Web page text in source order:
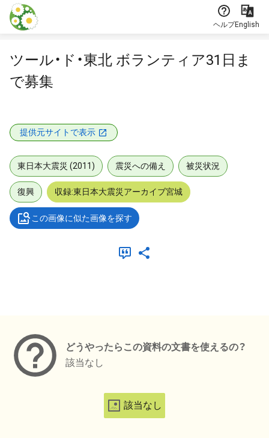
本文に飛ぶ
ヘルプEnglish
ツール・ド・東北 ボランティア31日ま
で募集
提供元サイトで表示
東日本大震災 (2011) 震災への備え 被災状況
復興 収録:東日本大震災アーカイブ宮城
この画像に似た画像を探す
どうやったらこの資料の文書を使えるの？
該当なし
該当なし